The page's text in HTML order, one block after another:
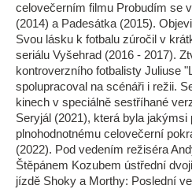
celovečerním filmu Probudím se
(2014) a Padesátka (2015).
Svou lásku k fotbalu zúročil v
seriálu Vyšehrad (2016 - 2017).
kontroverzního fotbalisty Juliuse
spolupracoval na scénáři i režii.
kinech v speciálně sestříhané
Seryjál (2021), která byla jakýmsi
plnohodnotnému celovečerní
(2022). Pod vedením režiséra
Štěpánem Kozubem ústřední
jízdě Shoky a Morthy: Poslední